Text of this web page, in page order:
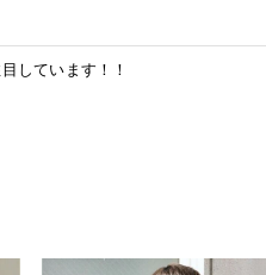
しています！！